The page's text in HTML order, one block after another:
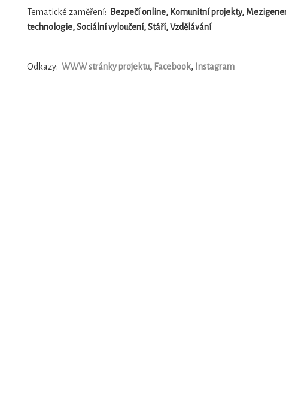
Tematické zaměření:
Bezpečí online, Komunitní projekty,
technologie, Sociální vyloučení, Stáří, Vzdělávání
Odkazy: WWW stránky projektu, Facebook, Instagram